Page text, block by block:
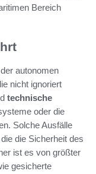
Bereich
autonomen
nicht ignoriert
technische
oder die
Solche Ausfälle
die Sicherheit des
ist es von größter
gesicherte